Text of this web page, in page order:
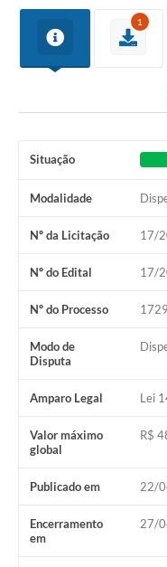
X Conferência
responsáveis de
PALESTRA SETEMBRO
Consulta Pública sobre
FAQ
Junta Militar
Contato
Lei Orgânica
Educação
Infraestrutura
1
Situação
Modalidade
Nº da Licitação 17/
Nº do Edital 17/
Nº do Processo
Modo de
Disputa
Amparo Legal Lei
Valor máximo
global
R$
Publicado em 22/
Encerramento
em
27/